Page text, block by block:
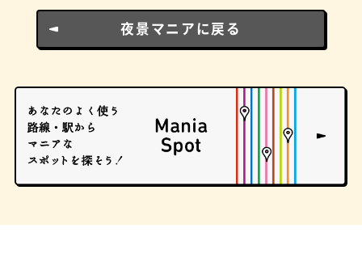
夜景マニアに戻る